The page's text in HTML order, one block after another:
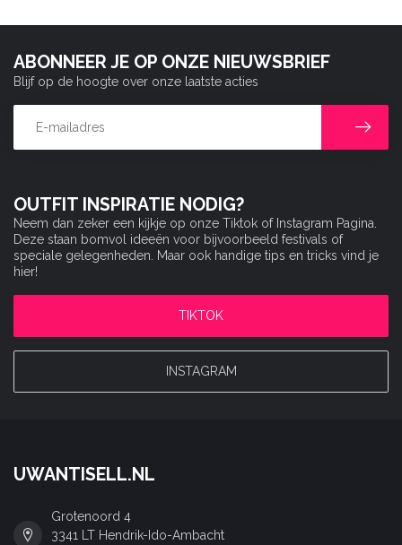
OUTFIT INSPIRATIE NODIG?
Neem dan zeker een kijkje op onze Tiktok of Instagram Pagina.
Deze staan bomvol ideeën voor bijvoorbeeld festivals of
speciale gelegenheden. Maar ook handige tips en tricks vind je
hier!
TIKTOK
INSTAGRAM
ABONNEER JE OP ONZE NIEUWSBRIEF
Blijf op de hoogte over onze laatste acties
UWANTISELL.NL
Grotenoord 4
3341 LT Hendrik-Ido-Ambacht